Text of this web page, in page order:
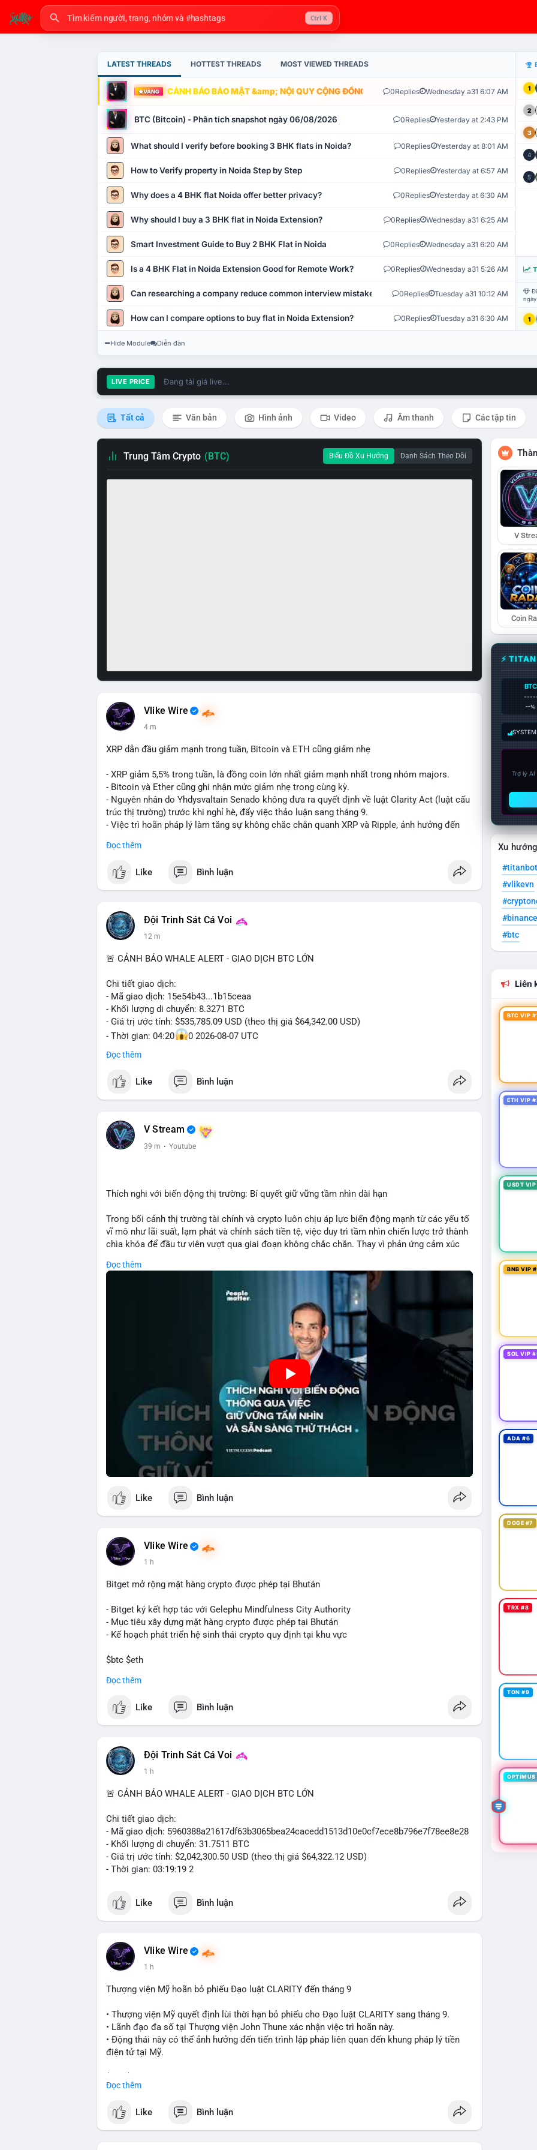
Ctrl K
LATEST THREADS HOTTEST THREADS MOST VIEWED THREADS
VÀNG CẢNH BÁO BẢO MẬT &amp; NỘI QUY CỘNG ĐỒNG VLIKE.VN: HỆ THỐNG GIÁM SÁT TỰ
0Replies Wednesday a31 6:07 AM
BTC (Bitcoin) - Phân tích snapshot ngày 06/08/2026 0Replies Yesterday at 2:43 PM
What should I verify before booking 3 BHK flats in Noida? 0Replies Yesterday at 8:01 AM
How to Verify property in Noida Step by Step 0Replies Yesterday at 6:57 AM
Why does a 4 BHK flat Noida offer better privacy? 0Replies Yesterday at 6:30 AM
Why should I buy a 3 BHK flat in Noida Extension? 0Replies Wednesday a31 6:25 AM
Smart Investment Guide to Buy 2 BHK Flat in Noida 0Replies Wednesday a31 6:20 AM
Is a 4 BHK Flat in Noida Extension Good for Remote Work? 0Replies Wednesday a31 5:26 AM
Can researching a company reduce common interview mistakes? 0Replies Tuesday a31 10:12 AM
How can I compare options to buy flat in Noida Extension? 0Replies Tuesday a31 6:30 AM
1
2
3
4
5
1
Hide Module Diễn đàn
LIVE PRICE Đang tải giá live...
Tất cả Văn bản Hình ảnh Video Âm thanh Các tập tin
Trung Tâm Crypto (BTC) Biểu Đồ Xu Hướng Danh Sách Theo Dõi
Vlike Wire
4 m
XRP dẫn đầu giảm mạnh trong tuần, Bitcoin và ETH cũng giảm nhẹ
- XRP giảm 5,5% trong tuần, là đồng coin lớn nhất giảm mạnh nhất trong nhóm majors.
- Bitcoin và Ether cũng ghi nhận mức giảm nhẹ trong cùng kỳ.
- Nguyên nhân do Yhdysvaltain Senado không đưa ra quyết định về luật Clarity Act (luật cấu
trúc thị trường) trước khi nghỉ hè, đẩy việc thảo luận sang tháng 9.
- Việc trì hoãn pháp lý làm tăng sự không chắc chắn quanh XRP và Ripple, ảnh hưởng đến
$xrp $btc $eth
#vlikevn #titanbot
📰 Nguồn: CoinDesk
Đọc thêm
Like Bình luận
Đội Trinh Sát Cá Voi
12 m
🚨 CẢNH BÁO WHALE ALERT - GIAO DỊCH BTC LỚN
Chi tiết giao dịch:
- Mã giao dịch: 15e54b43...1b15ceaa
- Khối lượng di chuyển: 8.3271 BTC
- Giá trị ước tính: $535,785.09 USD (theo thị giá $64,342.00 USD)
- Thời gian: 04:20
0 2026-08-07 UTC
Nhận định phân tích: Giao dịch 8.3271 BTC trị giá hơn nửa triệu USD được thực hiện trong
khung giờ sáng sớm, cho thấy dấu hiệu của một tổ chức hoặc cá nhân sở hữu lượng tài sản
lớn. Quy mô chuyển động này nằm ở mức trung bình - lớn, không đủ tạo áp lực bán trực tiếp
lên thị trường nhưng phản ánh tâm lý thận trọng của cá voi. Nếu dòng tiền này hướng về ví
ngược lại, nếu chuyển sang ví lạnh, đó là tín hiệu tích lũy dài hạn, củng cố niềm tin vào xu
hướng tăng của BTC.
tiên quản trị rủi ro và giữ kỷ luật với kế hoạch đầu tư đã đề ra.
#8dot3271btc #giaodichlon #vilanh #tamlycavoi #mempoolbtc
Đọc thêm
Like Bình luận
V Stream
39 m · Youtube
Thích nghi với biến động thị trường: Bí quyết giữ vững tầm nhìn dài hạn
Trong bối cảnh thị trường tài chính và crypto luôn chịu áp lực biến động mạnh từ các yếu tố
vĩ mô như lãi suất, lạm phát và chính sách tiền tệ, việc duy trì tầm nhìn chiến lược trở thành
chìa khóa để đầu tư viên vượt qua giai đoạn không chắc chắn. Thay vì phản ứng cảm xúc
cơ bản, phân배 tài sản hợp lý và kiên持 theo kế hoạch đã định. Điều này không chỉ giúp
giảm rủi ro mà còn tạo điều kiện để tận dụng cơ hội khi thị trường phục hồi.
Đọc thêm
Like Bình luận
Vlike Wire
1 h
Bitget mở rộng mặt hàng crypto được phép tại Bhután
- Bitget ký kết hợp tác với Gelephu Mindfulness City Authority
- Mục tiêu xây dựng mặt hàng crypto được phép tại Bhután
- Kế hoạch phát triển hệ sinh thái crypto quy định tại khu vực
$btc $eth
#vlikevn
📰 Nguồn: Cointelegraph
Đọc thêm
Like Bình luận
Đội Trinh Sát Cá Voi
1 h
🚨 CẢNH BÁO WHALE ALERT - GIAO DỊCH BTC LỚN
Chi tiết giao dịch:
- Mã giao dịch: 5960388a21617df63b3065bea24cacedd1513d10e0cf7ece8b796e7f78ee8e28
- Khối lượng di chuyển: 31.7511 BTC
- Giá trị ước tính: $2,042,300.50 USD (theo thị giá $64,322.12 USD)
- Thời gian: 03:19:19 2
Like Bình luận
Vlike Wire
1 h
Thượng viện Mỹ hoãn bỏ phiếu Đạo luật CLARITY đến tháng 9
• Thượng viện Mỹ quyết định lùi thời hạn bỏ phiếu cho Đạo luật CLARITY sang tháng 9.
• Lãnh đạo đa số tại Thượng viện John Thune xác nhận việc trì hoãn này.
• Động thái này có thể ảnh hưởng đến tiến trình lập pháp liên quan đến khung pháp lý tiền
điện tử tại Mỹ.
📰 Nguồn: Cointelegraph
Đọc thêm
Like Bình luận
V
Coin
⚡
BTC
--%
Trợ lý
Xu
#titanbot
#vlikevn
#btc
Liên
BTC VIP
ETH VIP
USDT
BNB VIP
SOL VIP
ADA #6
DOGE #7
TRX #8
TON #9
OPTIMUS